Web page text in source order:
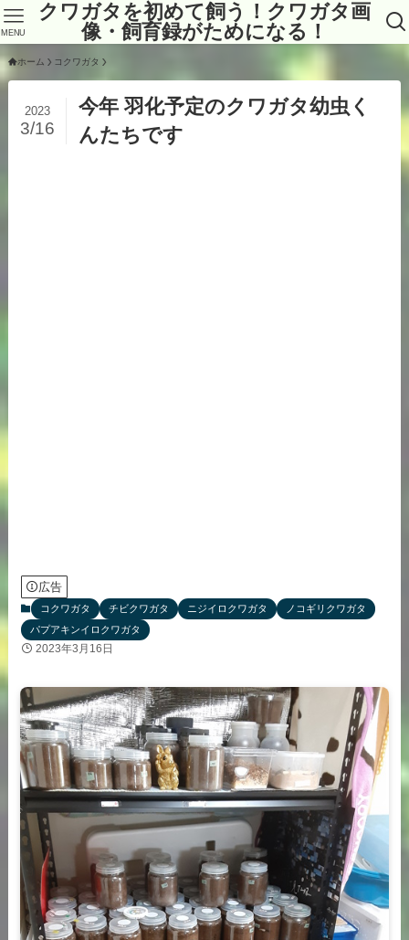
クワガタを初めて飼う！クワガタ画
像・飼育録がためになる！
MENU
ホーム コクワガタ
今年 羽化予定のクワガタ幼虫く
んたちです
2023
3/16
広告
コクワガタ チビクワガタ ニジイロクワガタ
ノコギリクワガタ
パプアキンイロクワガタ
2023年3月16日